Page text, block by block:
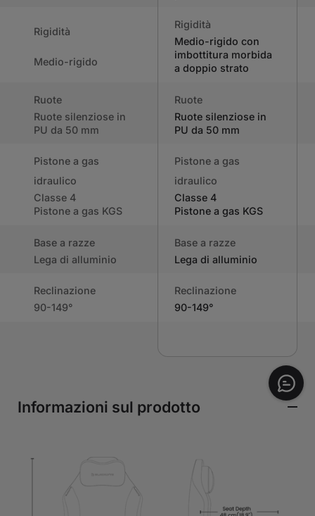
Tessuto | Gesso
AGGIUNGI AL
Rigidità
Medio-rigido
Rigidità
Medio-rigido con
imbottitura morbida
a doppio strato
Ruote
Ruote silenziose in
PU da 50 mm
Ruote
Ruote silenziose in
PU da 50 mm
Pistone a gas
idraulico
Classe 4
Pistone a gas KGS
Pistone a gas
idraulico
Classe 4
Pistone a gas KGS
Base a razze
Lega di alluminio
Base a razze
Lega di alluminio
Reclinazione
90-149°
Reclinazione
90-149°
Informazioni sul prodotto